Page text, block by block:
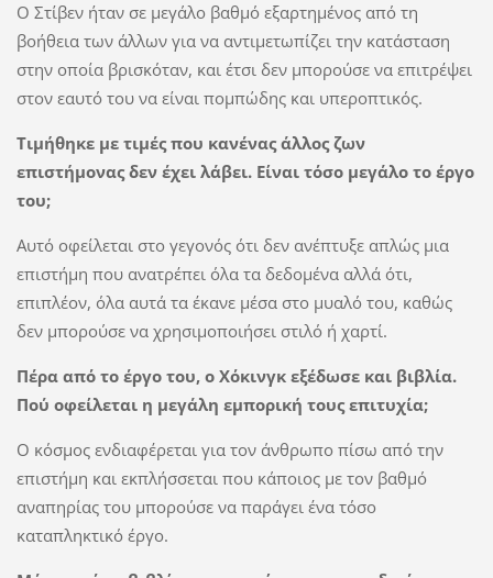
Ο Στίβεν ήταν σε μεγάλο βαθμό εξαρτημένος από τη
βοήθεια των άλλων για να αντιμετωπίζει την κατάσταση
στην οποία βρισκόταν, και έτσι δεν μπορούσε να επιτρέψει
στον εαυτό του να είναι πομπώδης και υπεροπτικός.
Τιμήθηκε με τιμές που κανένας άλλος ζων
επιστήμονας δεν έχει λάβει. Είναι τόσο μεγάλο το έργο
του;
Αυτό οφείλεται στο γεγονός ότι δεν ανέπτυξε απλώς μια
επιστήμη που ανατρέπει όλα τα δεδομένα αλλά ότι,
επιπλέον, όλα αυτά τα έκανε μέσα στο μυαλό του, καθώς
δεν μπορούσε να χρησιμοποιήσει στιλό ή χαρτί.
Πέρα από το έργο του, ο Χόκινγκ εξέδωσε και βιβλία.
Πού οφείλεται η μεγάλη εμπορική τους επιτυχία;
Ο κόσμος ενδιαφέρεται για τον άνθρωπο πίσω από την
επιστήμη και εκπλήσσεται που κάποιος με τον βαθμό
αναπηρίας του μπορούσε να παράγει ένα τόσο
καταπληκτικό έργο.